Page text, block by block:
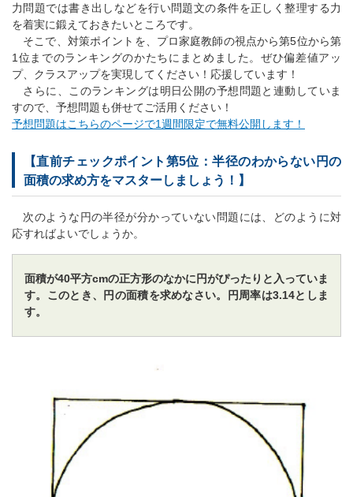
力問題では書き出しなどを行い問題文の条件を正しく整理する力
を着実に鍛えておきたいところです。
そこで、対策ポイントを、プロ家庭教師の視点から第5位から第
1位までのランキングのかたちにまとめました。ぜひ偏差値アッ
プ、クラスアップを実現してください！応援しています！
さらに、このランキングは明日公開の予想問題と連動していま
すので、予想問題も併せてご活用ください！
予想問題はこちらのページで1週間限定で無料公開します！
【直前チェックポイント第5位：半径のわからない円の
面積の求め方をマスターしましょう！】
次のような円の半径が分かっていない問題には、どのように対
応すればよいでしょうか。
面積が40平方cmの正方形のなかに円がぴったりと入っていま
す。このとき、円の面積を求めなさい。円周率は3.14としま
す。